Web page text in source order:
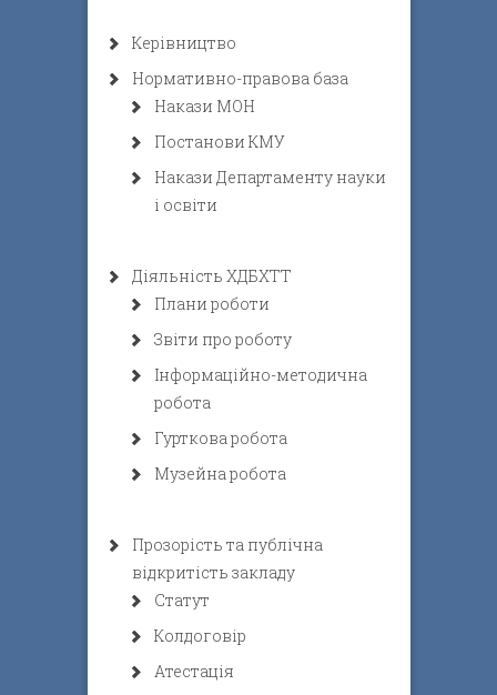
Керівництво
Нормативно-правова база
Накази МОН
Постанови КМУ
Накази Департаменту науки
і освіти
Діяльність ХДБХТТ
Плани роботи
Звіти про роботу
Інформаційно-методична
робота
Гурткова робота
Музейна робота
Прозорість та публічна
відкритість закладу
Статут
Колдоговір
Атестація